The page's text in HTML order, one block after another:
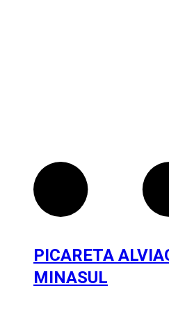
PICARETA
MINASUL